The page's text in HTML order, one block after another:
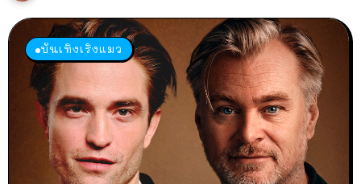
บันเทิงเริงแมว